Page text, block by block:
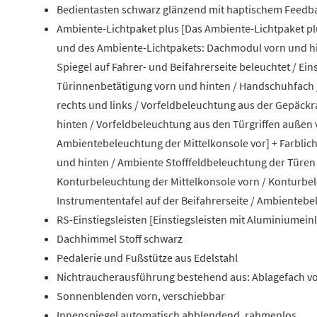
Bedientasten schwarz glänzend mit haptischem
Ambiente-Lichtpaket plus [Das Ambiente-Lichtpaket
und des Ambiente-Lichtpakets: Dachmodul vorn und
Spiegel auf Fahrer- und Beifahrerseite beleuchtet /
Türinnenbetätigung vorn und hinten /
rechts und links / Vorfeldbeleuchtung aus der
hinten / Vorfeldbeleuchtung aus den Türgriffen
Ambientebeleuchtung der Mittelkonsole vor] +
und hinten / Ambiente Stofffeldbeleuchtung der
Konturbeleuchtung der Mittelkonsole vorn /
Instrumententafel auf der Beifahrerseite /
RS-Einstiegsleisten [Einstiegsleisten mit
Dachhimmel Stoff schwarz
Pedalerie und Fußstütze aus Edelstahl
Nichtraucherausführung bestehend aus: Ablagefach
Sonnenblenden vorn, verschiebbar